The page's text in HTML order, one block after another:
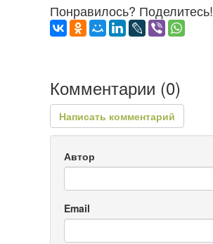
Понравилось? Поделитесь!
Комментарии (0)
Написать комментарий
Автор
Email